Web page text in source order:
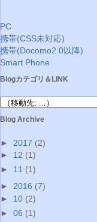
PC
携帯(CSS未対応)
携帯(Docomo2.0以降)
Smart Phone
Blogカテゴリ＆LINK
Blog Archive
► 2017 (2)
► 12 (1)
► 11 (1)
► 2016 (7)
► 10 (2)
► 06 (1)